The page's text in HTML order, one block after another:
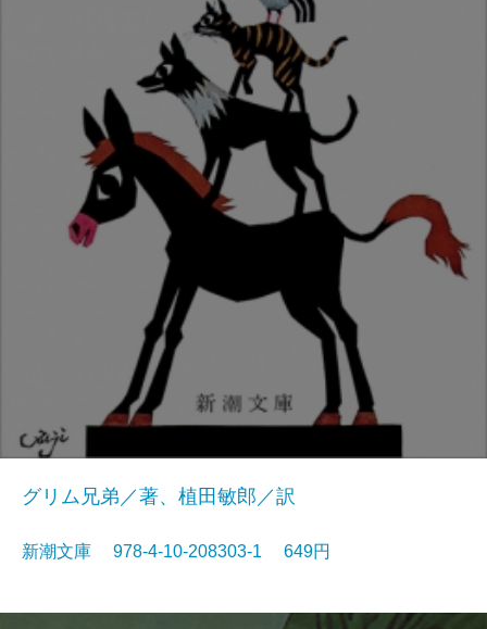
グリム兄弟／著、植田敏郎／訳
新潮文庫 978-4-10-208303-1 649円